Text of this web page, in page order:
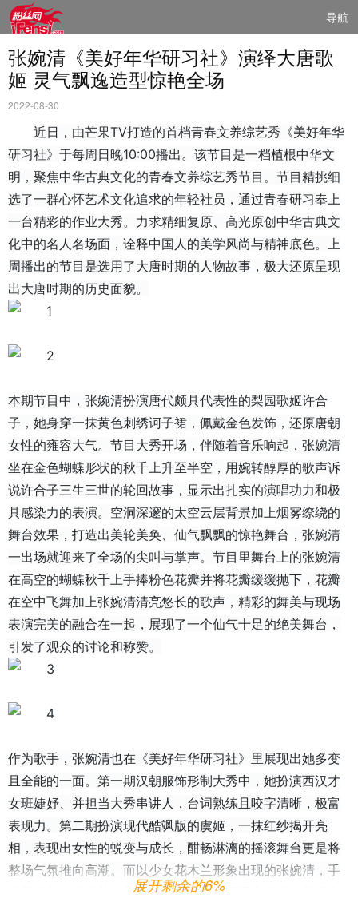
导航
张婉清《美好年华研习社》演绎大唐歌
姬 灵气飘逸造型惊艳全场
2022-08-30
近日，由芒果TV打造的首档青春文养综艺秀《美好年华
研习社》于每周日晚10:00播出。该节目是一档植根中华文
明，聚焦中华古典文化的青春文养综艺秀节目。节目精挑细
选了一群心怀艺术文化追求的年轻社员，通过青春研习奉上
一台精彩的作业大秀。力求精细复原、高光原创中华古典文
化中的名人名场面，诠释中国人的美学风尚与精神底色。上
周播出的节目是选用了大唐时期的人物故事，极大还原呈现
出大唐时期的历史面貌。
本期节目中，张婉清扮演唐代颇具代表性的梨园歌姬许合
子，她身穿一抹黄色刺绣诃子裙，佩戴金色发饰，还原唐朝
女性的雍容大气。节目大秀开场，伴随着音乐响起，张婉清
坐在金色蝴蝶形状的秋千上升至半空，用婉转醇厚的歌声诉
说许合子三生三世的轮回故事，显示出扎实的演唱功力和极
具感染力的表演。空洞深邃的太空云层背景加上烟雾缭绕的
舞台效果，打造出美轮美奂、仙气飘飘的惊艳舞台，张婉清
一出场就迎来了全场的尖叫与掌声。节目里舞台上的张婉清
在高空的蝴蝶秋千上手捧粉色花瓣并将花瓣缓缓抛下，花瓣
在空中飞舞加上张婉清清亮悠长的歌声，精彩的舞美与现场
表演完美的融合在一起，展现了一个仙气十足的绝美舞台，
引发了观众的讨论和称赞。
作为歌手，张婉清也在《美好年华研习社》里展现出她多变
且全能的一面。第一期汉朝服饰形制大秀中，她扮演西汉才
女班婕妤、并担当大秀串讲人，台词熟练且咬字清晰，极富
表现力。第二期扮演现代酷飒版的虞姬，一抹红纱揭开亮
相，表现出女性的蜕变与成长，酣畅淋漓的摇滚舞台更是将
整场气氛推向高潮。而以少女花木兰形象出现的张婉清，手
捧甲胄与一身戎装的于文文隔空对望，更是全程牵动着观众
展开剩余的6%